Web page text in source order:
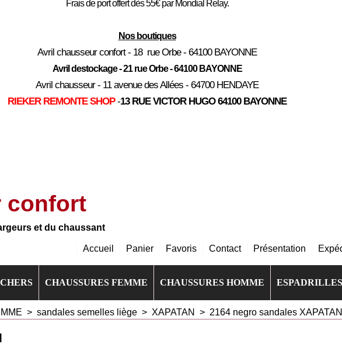
Frais de port offert dès 55€ par Mondial Relay.
Nos boutiques
Avril chausseur confort - 18 rue Orbe - 64100 BAYONNE
Avril destockage - 21 rue Orbe - 64100 BAYONNE
Avril chausseur - 11 avenue des Allées - 64700 HENDAYE
RIEKER REMONTE SHOP -13 RUE VICTOR HUGO 64100 BAYONNE
confort
et du chaussant
Accueil Panier Favoris Contact Présentation
CHAUSSURES FEMME CHAUSSURES HOMME ESPADRILLES
> sandales semelles liège > XAPATAN > 2164 negro sandales XAPATAN